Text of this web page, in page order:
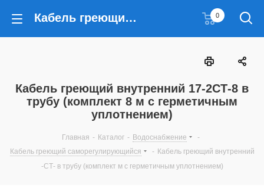
Кабель греющий внутренний 17-2СТ-8 в трубу (комплект 8 м с герметичным уплотнением) 0
Кабель греющий внутренний 17-2СТ-8 в
трубу (комплект 8 м с герметичным
уплотнением)
Главная - Каталог - Водоснабжение
-
Кабель греющий саморегулирующийся
- Кабель греющий внутренний
-СТ- в трубу (комплект м с герметичным уплотнением)